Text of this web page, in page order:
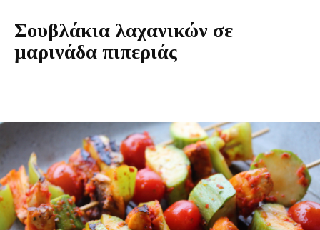
Σουβλάκια λαχανικών σε
μαρινάδα πιπεριάς